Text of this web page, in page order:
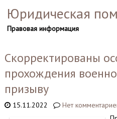
Юридическая
Правовая информация
Скорректированы
прохождения
призыву
15.11.2022 Нет